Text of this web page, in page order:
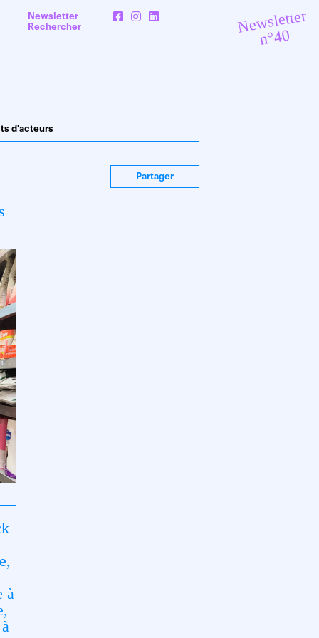
Newsletter
n°40
Newsletter
Rechercher
d'acteurs
Partager
à